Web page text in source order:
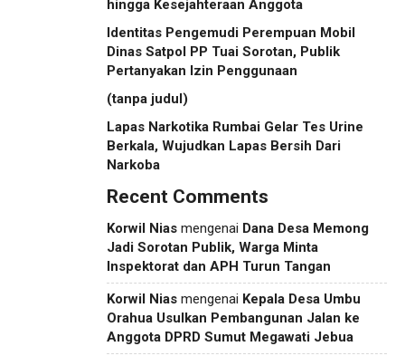
hingga Kesejahteraan Anggota
Identitas Pengemudi Perempuan Mobil
Dinas Satpol PP Tuai Sorotan, Publik
Pertanyakan Izin Penggunaan
(tanpa judul)
Lapas Narkotika Rumbai Gelar Tes Urine
Berkala, Wujudkan Lapas Bersih Dari
Narkoba
Recent Comments
Korwil Nias mengenai Dana Desa Memong
Jadi Sorotan Publik, Warga Minta
Inspektorat dan APH Turun Tangan
Korwil Nias mengenai Kepala Desa Umbu
Orahua Usulkan Pembangunan Jalan ke
Anggota DPRD Sumut Megawati Jebua